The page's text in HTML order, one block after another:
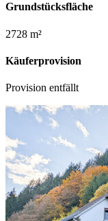
Grundstücksfläche
2728 m²
Käuferprovision
Provision entfällt